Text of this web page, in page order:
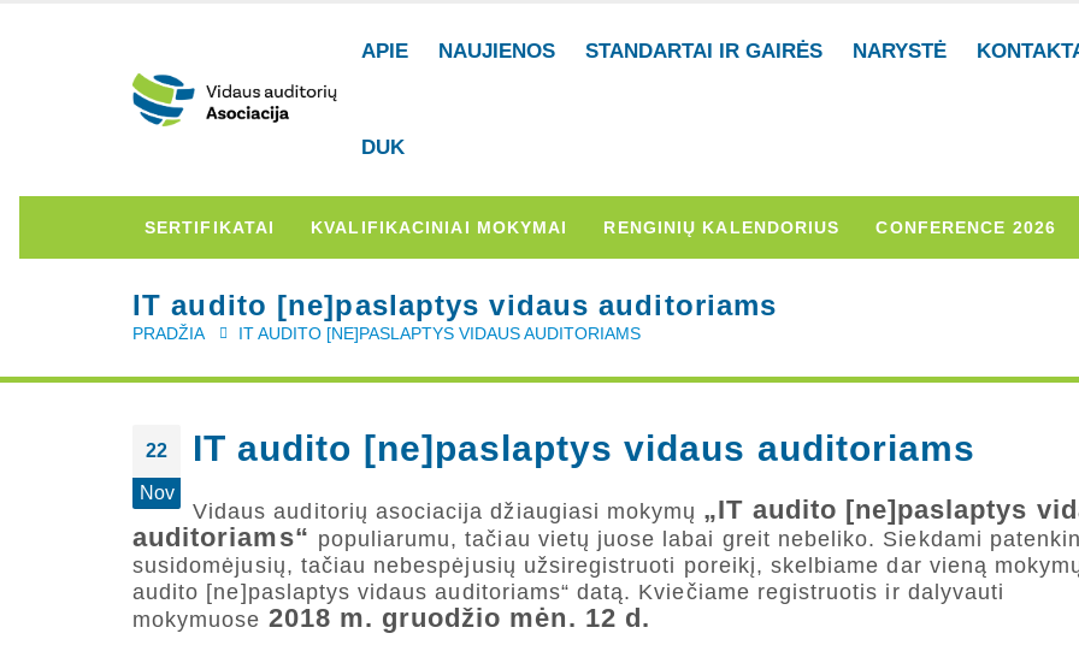
APIE NAUJIENOS STANDARTAI IR GAIRĖS NARYSTĖ
DUK
SERTIFIKATAI KVALIFIKACINIAI MOKYMAI RENGINIŲ KALENDORIUS CONFERENCE 2026
IT audito [ne]paslaptys vidaus auditoriams
PRADŽIA IT AUDITO [NE]PASLAPTYS VIDAUS AUDITORIAMS
22
Nov
IT audito [ne]paslaptys vidaus auditoriams
Vidaus auditorių asociacija džiaugiasi mokymų „IT audito [ne]paslaptys
auditoriams“ populiarumu, tačiau vietų juose labai greit nebeliko. Siekdami
susidomėjusių, tačiau nebespėjusių užsiregistruoti poreikį, skelbiame dar vieną
audito [ne]paslaptys vidaus auditoriams“ datą. Kviečiame registruotis ir dalyvauti
mokymuose 2018 m. gruodžio mėn. 12 d.